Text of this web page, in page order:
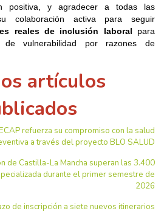
positiva, y agradecer a todas las
colaboración activa para seguir
reales de inclusión laboral para
de vulnerabilidad por razones de
artículos
refuerza su compromiso con la salud
a través del proyecto BLO SALUD
de Castilla-La Mancha superan las 3.400
durante el primer semestre de
2026
de inscripción a siete nuevos itinerarios